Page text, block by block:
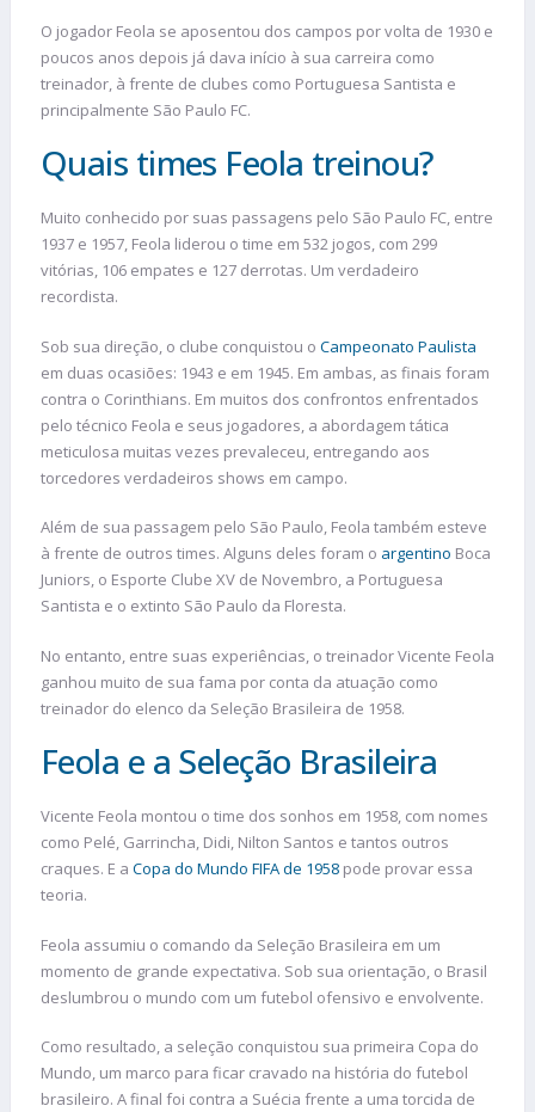
O jogador Feola se aposentou dos campos por volta de 1930 e
poucos anos depois já dava início à sua carreira como
treinador, à frente de clubes como Portuguesa Santista e
principalmente São Paulo FC.
Quais times Feola treinou?
Muito conhecido por suas passagens pelo São Paulo FC, entre
1937 e 1957, Feola liderou o time em 532 jogos, com 299
vitórias, 106 empates e 127 derrotas. Um verdadeiro
recordista.
Sob sua direção, o clube conquistou o Campeonato Paulista
em duas ocasiões: 1943 e em 1945. Em ambas, as finais foram
contra o Corinthians. Em muitos dos confrontos enfrentados
pelo técnico Feola e seus jogadores, a abordagem tática
meticulosa muitas vezes prevaleceu, entregando aos
torcedores verdadeiros shows em campo.
Além de sua passagem pelo São Paulo, Feola também esteve
à frente de outros times. Alguns deles foram o argentino Boca
Juniors, o Esporte Clube XV de Novembro, a Portuguesa
Santista e o extinto São Paulo da Floresta.
No entanto, entre suas experiências, o treinador Vicente Feola
ganhou muito de sua fama por conta da atuação como
treinador do elenco da Seleção Brasileira de 1958.
Feola e a Seleção Brasileira
Vicente Feola montou o time dos sonhos em 1958, com nomes
como Pelé, Garrincha, Didi, Nilton Santos e tantos outros
craques. E a Copa do Mundo FIFA de 1958 pode provar essa
teoria.
Feola assumiu o comando da Seleção Brasileira em um
momento de grande expectativa. Sob sua orientação, o Brasil
deslumbrou o mundo com um futebol ofensivo e envolvente.
Como resultado, a seleção conquistou sua primeira Copa do
Mundo, um marco para ficar cravado na história do futebol
brasileiro. A final foi contra a Suécia frente a uma torcida de